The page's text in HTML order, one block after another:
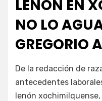
LENÓN EN
NO LO
GREGORIO
por Enrique
De la redacción de
antecedentes
lenón